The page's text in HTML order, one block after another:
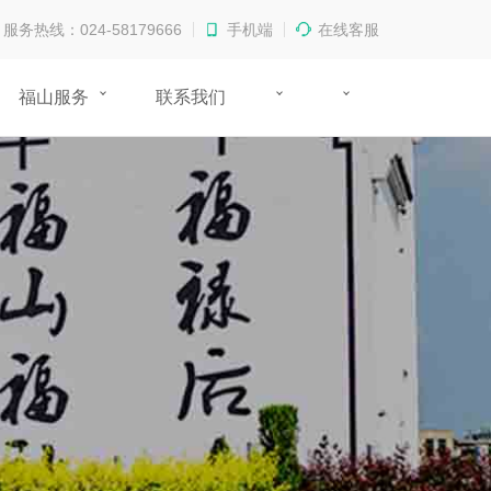
服务热线：024-58179666 手机端 在线客服
福山服务 联系我们